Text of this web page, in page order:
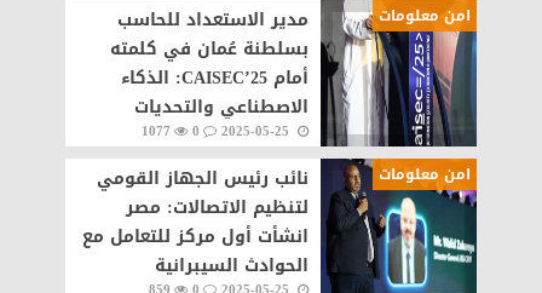
امن معلومات
مدير الاستعداد للحاسب
بسلطنة عُمان في كلمته
أمام CAISEC’25: الذكاء
الاصطناعي والتحديات
الجيوسياسية يعيدان تشكيل
مشهد الأمن السيبراني
0
1077
امن معلومات
نائب رئيس الجهاز القومي
لتنظيم الاتصالات: مصر
انشأت أول مركز للتعامل مع
الحوادث السيبرانية